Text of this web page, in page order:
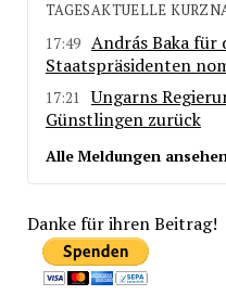
TAGESAKTUELLE
17:49 András Baka für
Staatspräsidenten
17:21
Ungarns
Günstlingen zurück
Alle Meldungen
Danke für ihren Beitrag!